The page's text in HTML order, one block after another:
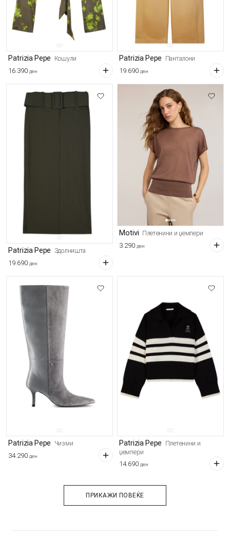
Patrizia Pepe Кошули
16.390 ден
Patrizia Pepe Панталони
19.690 ден
Patrizia Pepe Здолништа
19.690 ден
Motivi Плетенини и џемпери
3.290 ден
Patrizia Pepe Чизми
34.290 ден
Patrizia Pepe Плетенини и
џемпери
14.690 ден
ПРИКАЖИ ПОВЕЌЕ